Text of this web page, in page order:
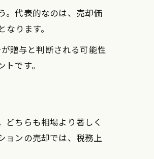
。代表的なのは、売却価
ります。
贈与と判断される可能性
です。
どちらも相場より著しく
ョンの売却では、税務上